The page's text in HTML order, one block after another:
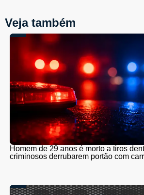
Veja também
Homem de 29 anos é morto a tiros
criminosos derrubarem portão com